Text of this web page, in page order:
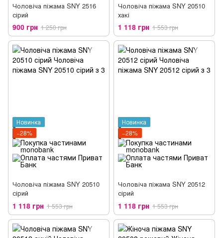
Чоловіча піжама SNY 2516
сірий
900 грн 1 250 грн
Чоловіча піжама SNY 20510
хакі
1 118 грн 1 553 грн
Новинка
−28%
Чоловіча піжама SNY 20510
сірий
1 118 грн 1 553 грн
Новинка
−28%
Чоловіча піжама SNY 20512
сірий
1 118 грн 1 553 грн